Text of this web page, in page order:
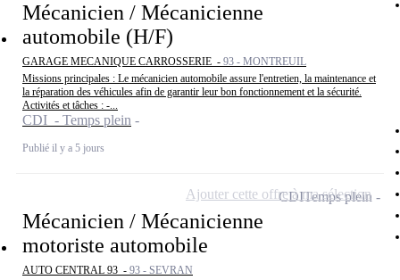
Mécanicien / Mécanicienne
automobile (H/F)
GARAGE MECANIQUE CARROSSERIE - 93 - MONTREUIL
Missions principales : Le mécanicien automobile assure l'entretien, la maintenance et
la réparation des véhicules afin de garantir leur bon fonctionnement et la sécurité.
Activités et tâches : -...
CDI - Temps plein
Publié il y a 5 jours
Mécanicien / Mécanicienne
motoriste automobile
AUTO CENTRAL 93 - 93 - SEVRAN
CDITemps plein
Ajouter cette offre à ma sélection